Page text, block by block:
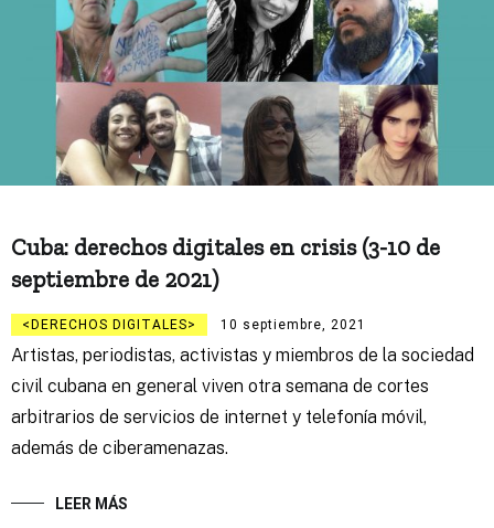
Cuba: derechos digitales en crisis (3-10 de
septiembre de 2021)
DERECHOS DIGITALES 10 septiembre, 2021
Artistas, periodistas, activistas y miembros de la sociedad
civil cubana en general viven otra semana de cortes
arbitrarios de servicios de internet y telefonía móvil,
además de ciberamenazas.
LEER MÁS